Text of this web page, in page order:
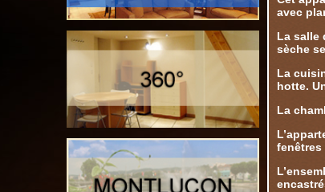
avec
La salle
sèche
La
hotte.
La
fenêtres